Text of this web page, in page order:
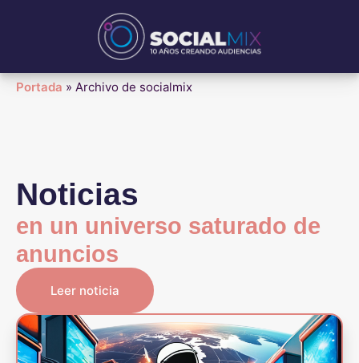
Portada » Archivo de socialmix
Noticias
en un universo saturado de
anuncios
Leer noticia